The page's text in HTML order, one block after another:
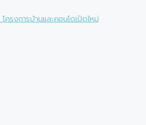
โครงการบ้านและคอนโดเปิดใหม่